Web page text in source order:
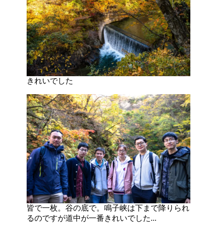
きれいでした
皆で一枚。谷の底で。鳴子峡は下まで降りられ
るのですが道中が一番きれいでした...